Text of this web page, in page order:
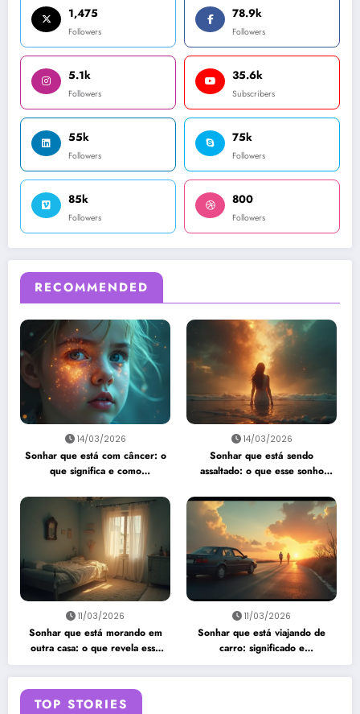
1,475
Followers
78.9k
Followers
5.1k
Followers
35.6k
Subscribers
55k
Followers
75k
Followers
85k
Followers
800
Followers
RECOMMENDED
14/03/2026
Sonhar que está com câncer: o
que significa e como
14/03/2026
Sonhar que está sendo
assaltado: o que esse sonho
11/03/2026
Sonhar que está morando em
outra casa: o que revela esse
sonho?
11/03/2026
Sonhar que está viajando de
carro: significado e
interpretação
TOP STORIES